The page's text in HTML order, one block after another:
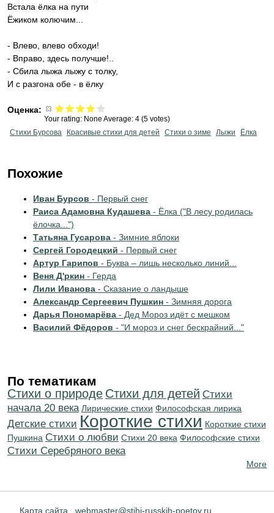
Встала ёлка на пути
Ёжиком колючим...
- Влево, влево обходи!
- Вправо, здесь получше!..
- Сбила лыжа лыжу с толку,
И с разгона обе - в ёлку
Оценка:
Your rating: None Average: 4 (5 votes)
Стихи Бурсова
Красивые стихи для детей Стихи о зиме Лыжи Ёлка
Похожие
Иван Бурсов - Первый снег
Раиса Адамовна Кудашева - Ёлка ("В лесу родилась
ёлочка...")
Татьяна Гусарова - Зимние яблоки
Сергей Городецкий - Первый снег
Артур Гарипов - Буква – лишь несколько линий...
Веня Д'ркин - Герда
Лили Иванова - Сказание о ландыше
Александр Сергеевич Пушкин - Зимняя дорога
Дарья Пономарёва - Дед Мороз идёт с мешком
Василий Фёдоров - "И мороз и снег бескрайний..."
По тематикам
Стихи о природе Стихи для детей Cтихи
начала 20 века Лирические стихи Философская лирика
Детские стихи Короткие стихи Короткие стихи
Пушкина Стихи о любви Стихи 20 века Философские стихи
Cтихи Серебряного века
More
Карта сайта webmaster@stihi-russkih-poetov.ru